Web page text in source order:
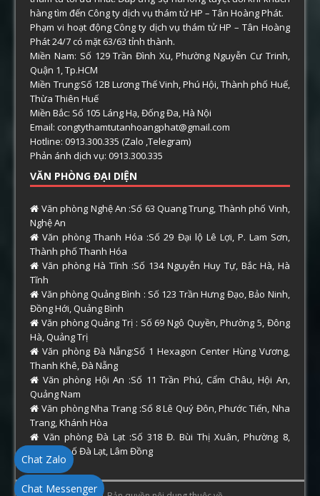
hàng tìm đến Công ty dịch vụ thám tử HP – Tân Hoàng Phát.
Phạm vi hoạt động Công ty dịch vụ thám tử HP – Tân Hoàng
Phát 24/7 có mặt 63/63 tỉnh thành.
Miền Nam: Số 129 Trần Đình Xu, Phường Nguyễn Cư Trinh,
Quận 1, Tp.HCM
Miền Trung:Số 12B Lương Thế Vinh, Phú Hội, Thành phố Huế,
Thừa Thiên Huế
Miền Bắc: Số 105 Láng Hạ, Đống Đa, Hà Nội
Email: congtythamtutanhoangphat@gmail.com
Hotline: 0913.300.335 (Zalo ,Telegram)
Phản ánh dịch vụ: 0913.300.335
VĂN PHÒNG ĐẠI DIỆN
Văn phòng Nghệ An :Số 63 Quang Trung, Thành phố Vinh,
Nghệ An
Văn phòng Thanh Hóa :Số 29 Đại lộ Lê Lợi, P. Lam Sơn,
Thành phố Thanh Hóa
Văn phòng Hà Tĩnh :Số 134 Nguyễn Huy Tự, Bắc Hà, Hà
Tĩnh
Văn phòng Quảng Bình : Số 123 Trần Hưng Đạo, Bảo Ninh,
Đồng Hới, Quảng Bình
Văn phòng Quảng Trị : Số 69 Ngô Quyền, Phường 5, Đông
Hà, Quảng Trị
Văn phòng Đà Nẵng:Số 1 Hexagon Center Hùng Vương,
Thanh Khê, Đà Nẵng
Văn phòng Hội An :Số 11 Trần Phú, Cẩm Châu, Hội An,
Quảng Nam
Văn phòng Nha Trang :Số 8 Lê Quý Đôn, Phước Tiến, Nha
Trang, Khánh Hòa
Văn phòng Đà Lạt :Số 318 Đ. Bùi Thị Xuân, Phường 8,
Thành phố Đà Lạt, Lâm Đồng
Chat Zalo
Chat Messenger